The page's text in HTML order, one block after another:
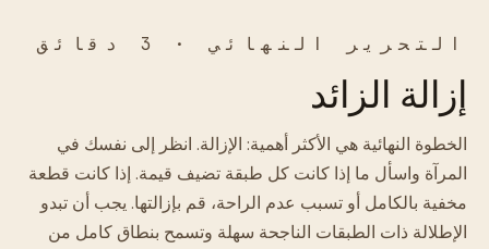
التحرير النهائي · 3 دقائق
إزالة الزائد
الخطوة النهائية هي الأكثر أهمية: الإزالة. انظر إلى نفسك في
المرآة واسأل ما إذا كانت كل طبقة تضيف قيمة. إذا كانت قطعة
مخفية بالكامل أو تسبب عدم الراحة، قم بإزالتها. يجب أن تبدو
الإطلالة ذات الطبقات الناجحة سهلة وتسمح بنطاق كامل من